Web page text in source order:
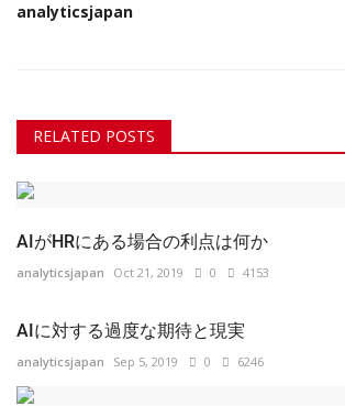
analyticsjapan
RELATED POSTS
analyticsjapan Oct 21, 2019 0 4153
analyticsjapan Sep 5, 2019 0 6246
機械学習を用いた顧客チャーンのための